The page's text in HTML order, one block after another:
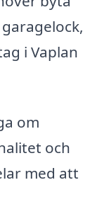
i Vaplan
om
och
med att